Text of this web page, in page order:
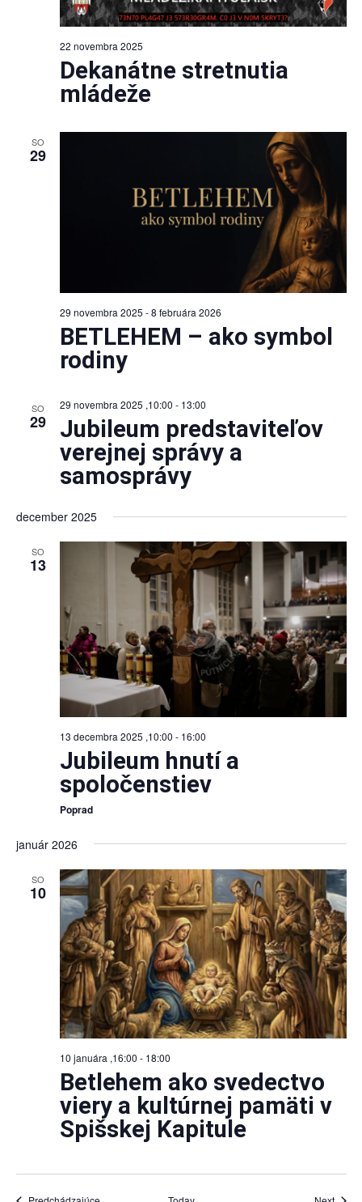
22 novembra 2025
Dekanátne stretnutia
mládeže
SO
29
29 novembra 2025 -8 februára 2026
BETLEHEM – ako symbol
rodiny
SO
29
29 novembra 2025 ,10:00 - 13:00
Jubileum predstaviteľov
verejnej správy a
samosprávy
december 2025
SO
13
13 decembra 2025 ,10:00 - 16:00
Jubileum hnutí a
spoločenstiev
Poprad
január 2026
SO
10
10 januára ,16:00 - 18:00
Betlehem ako svedectvo
viery a kultúrnej pamäti v
Spišskej Kapitule